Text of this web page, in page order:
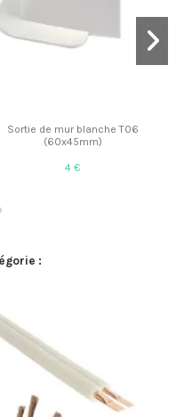
Sortie de mur blanche T06
(60x45mm)
4 €
: